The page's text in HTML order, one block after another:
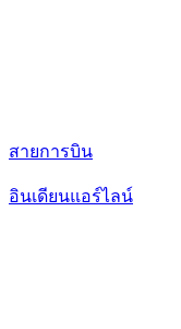
สายการบิน
อินเดียนแอร์ไลน์